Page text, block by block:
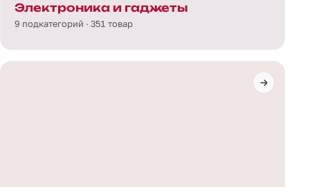
Электроника и гаджеты
9 подкатегорий · 351 товар